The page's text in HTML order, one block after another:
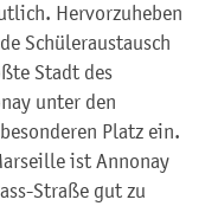
Hervorzuheben
Schüleraustausch
Stadt des
unter den
Platz ein.
ist Annonay
Straße gut zu